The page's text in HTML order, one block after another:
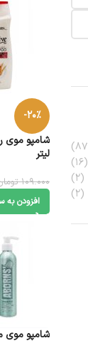
(16)
(2)
(2)
-20%
لیتر
109.000
افزودن به
شامپو موی معمولی